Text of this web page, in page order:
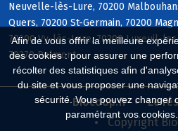
Afin de vous offrir la meilleure
des cookies : pour assurer une
récolter des statistiques afin
du site et vous proposer une
sécurité. Vous pouvez changer
paramétrant vos
Neuvelle-lès-Lure, 70200
Quers, 70200 St-Germain, 70200
70200 Vy-lès-Lure, 70300 Luxeuil-
70270 Belmont
Biocoop.fr
Le
Copyright